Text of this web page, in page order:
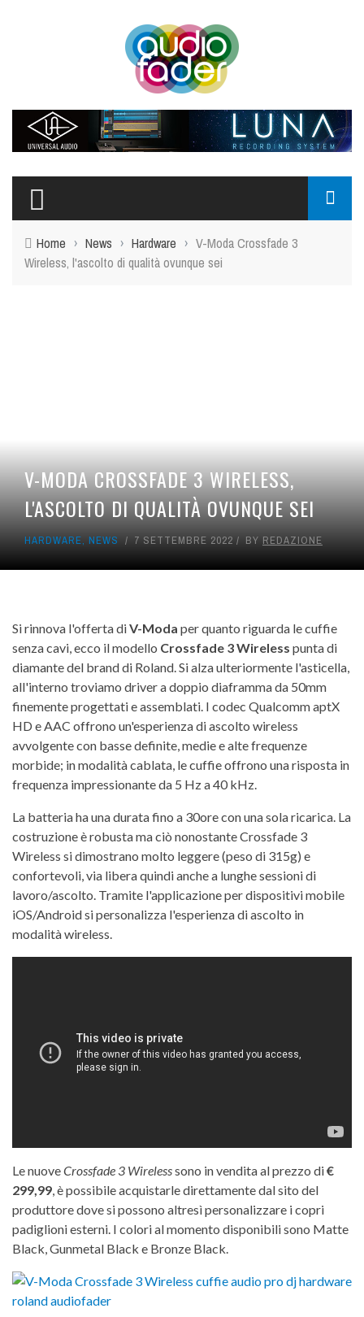
Home › News › Hardware › V-Moda Crossfade 3
Wireless, l'ascolto di qualità ovunque sei
V-MODA CROSSFADE 3 WIRELESS,
L'ASCOLTO DI QUALITÀ OVUNQUE SEI
HARDWARE, NEWS 7 SETTEMBRE 2022 BY REDAZIONE
Si rinnova l'offerta diV-Moda per quanto riguarda le cuffie
senza cavi, ecco il modello Crossfade 3 Wireless punta di
diamante del brand di Roland. Si alza ulteriormente l'asticella,
all'interno troviamo driver a doppio diaframma da 50mm
finemente progettati e assemblati. I codec Qualcomm aptX
HD e AAC offrono un'esperienza di ascolto wireless
avvolgente con basse definite, medie e alte frequenze
morbide; in modalità cablata, le cuffie offrono una risposta in
frequenza impressionante da 5 Hz a 40 kHz.
La batteria ha una durata fino a 30ore con una sola ricarica. La
costruzione è robusta ma ciò nonostante Crossfade 3
Wireless si dimostrano molto leggere (peso di 315g) e
confortevoli, via libera quindi anche a lunghe sessioni di
lavoro/ascolto. Tramite l'applicazione per dispositivi mobile
iOS/Android si personalizza l'esperienza di ascolto in
modalità wireless.
Le nuoveCrossfade 3 Wirelesssono in vendita al prezzo di€
299,99 , è possibile acquistarle direttamente dal sito del
produttore dove si possono altresì personalizzare i copri
padiglioni esterni. I colori al momento disponibili sono Matte
Black, Gunmetal Black e Bronze Black.